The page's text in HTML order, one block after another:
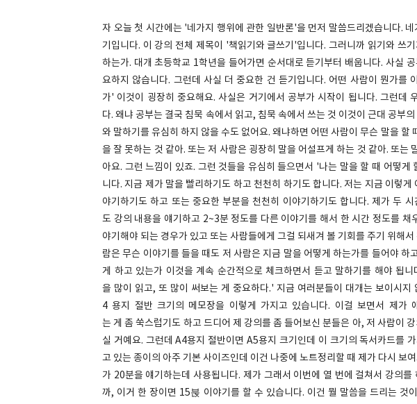
자 오늘 첫 시간에는 '네가지 행위에 관한 일반론'을 먼저 말씀드리겠습니다.
기입니다. 이 강의 전체 제목이 '책읽기와 글쓰기'입니다. 그러니까 읽기와 쓰
하는가. 대개 초등학교 1학년을 들어가면 순서대로 듣기부터 배웁니다. 사실
요하지 않습니다. 그런데 사실 더 중요한 건 듣기입니다. 어떤 사람이 뭔가를
가' 이것이 굉장히 중요해요. 사실은 거기에서 공부가 시작이 됩니다. 그런데
다. 왜냐 공부는 결국 침묵 속에서 읽고, 침묵 속에서 쓰는 것 이것이 근대 공부
와 말하기를 유심히 하지 않을 수도 없어요. 왜냐하면 어떤 사람이 무슨 말을 할
을 잘 못하는 것 같아. 또는 저 사람은 굉장히 말을 어설프게 하는 것 같아. 또는
아요. 그런 느낌이 있죠. 그런 것들을 유심히 들으면서 '나는 말을 할 때 어떻게
니다. 지금 제가 말을 빨리하기도 하고 천천히 하기도 합니다. 저는 지금 이렇게
야기하기도 하고 또는 중요한 부분을 천천히 이야기하기도 합니다. 제가 두
도 강의 내용을 얘기하고 2~3분 정도를 다른 이야기를 해서 한 시간 정도를 채
야기해야 되는 경우가 있고 또는 사람들에게 그걸 되새겨 볼 기회를 주기 위해
람은 무슨 이야기를 들을 때도 저 사람은 지금 말을 어떻게 하는가를 들어야 하
게 하고 있는가 이것을 계속 순간적으로 체크하면서 듣고 말하기를 해야 됩
을 많이 읽고, 또 많이 써보는 게 중요하다.' 지금 여러분들이 대개는 보이시
4 용지 절반 크기의 메모장을 이렇게 가지고 있습니다. 이걸 보면서 제가
는 게 좀 쑥스럽기도 하고 드디어 제 강의를 좀 들어보신 분들은 아, 저 사람이
실 거예요. 그런데 A4용지 절반이면 A5용지 크기인데 이 크기의 독서카드를
고 있는 종이의 아주 기본 사이즈인데 이건 나중에 노트정리할 때 제가 다시 보
가 20분을 얘기하는데 사용됩니다. 제가 그래서 이번에 열 번에 걸쳐서 강의
까, 이거 한 장이면 15붅 이야기를 할 수 있습니다. 이건 뭘 말씀을 드리는 것